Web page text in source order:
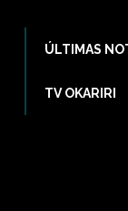
ÚLTIMAS
TV OKARIRI